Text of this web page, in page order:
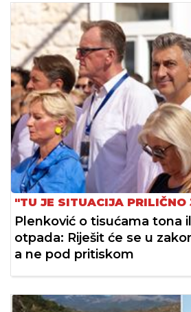
"TU JE SITUACIJA PRILIČNO
Plenković o tisućama tona
otpada: Riješit će se u
a ne pod pritiskom